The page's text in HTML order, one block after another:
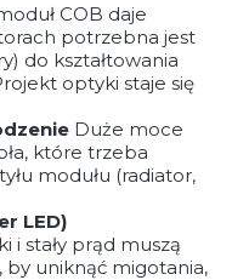
COB daje
potrzebna jest
do kształtowania
optyki staje się
Duże moce
które trzeba
modułu (radiator,
LED)
i stały prąd muszą
uniknąć migotania,